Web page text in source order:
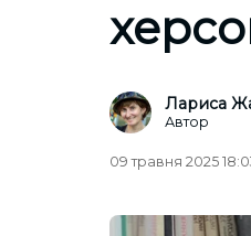
Лариса
Автор
09 травня 2025